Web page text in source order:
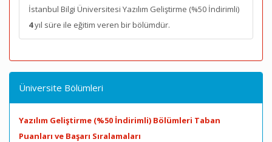
İstanbul Bilgi Üniversitesi Yazılım Geliştirme (%50 İndirimli)
4yıl süre ile eğitim veren bir bölümdür.
Üniversite Bölümleri
Yazılım Geliştirme (%50 İndirimli) Bölümleri Taban
Puanları ve Başarı Sıralamaları